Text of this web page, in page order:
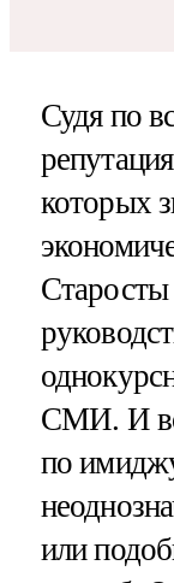
Судя по
которых
СМИ. И
по
или